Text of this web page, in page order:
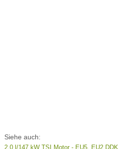
Siehe auch:
2,0 l/147 kW TSI Motor - EU5, EU2 DDK